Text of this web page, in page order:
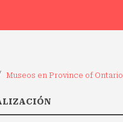
Museos en Province of Ontario